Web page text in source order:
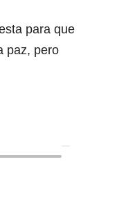
para que
paz, pero